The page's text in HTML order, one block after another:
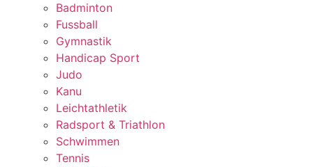
Badminton
Fussball
Gymnastik
Handicap Sport
Judo
Kanu
Leichtathletik
Radsport & Triathlon
Schwimmen
Tennis